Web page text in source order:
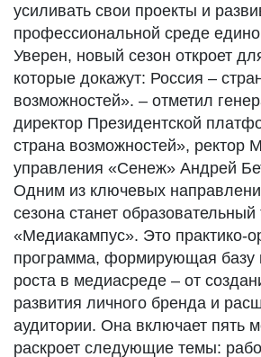
усиливать свои проекты и
профессиональной среде
Уверен, новый сезон откроет
которые докажут: Россия –
возможностей». – отметил
директор Президентской
страна возможностей», ректор
управления «Сенеж» Андрей
Одним из ключевых
сезона станет образовательный
«Медиакампус». Это практико-
программа, формирующая базу
роста в медиасреде – от
развития личного бренда и
аудитории. Она включает пять
раскроет следующие темы: